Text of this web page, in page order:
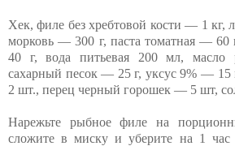
Хек, филе без хребтовой кости — 1 кг,
морковь — 300 г, паста томатная —
40 г, вода питьевая 200 мл, масло
сахарный песок — 25 г, уксус 9% —
2 шт., перец черный горошек — 5 шт,
Нарежьте рыбное филе на
сложите в миску и уберите на 1 час